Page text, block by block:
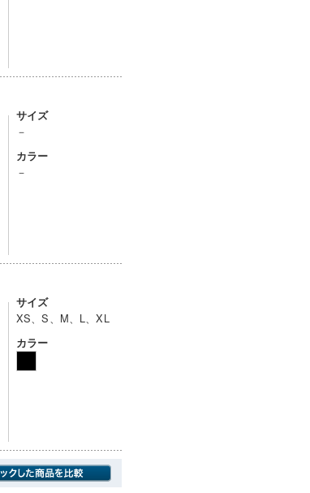
サイズ
－
カラー
－
サイズ
XS、S、M、L、XL
カラー